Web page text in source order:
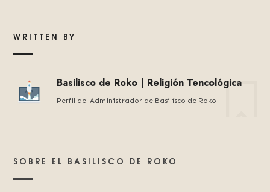
WRITTEN BY
Basilisco de Roko | Religión Tencológica
Perfil del Administrador de Basilísco de Roko
SOBRE EL BASILISCO DE ROKO